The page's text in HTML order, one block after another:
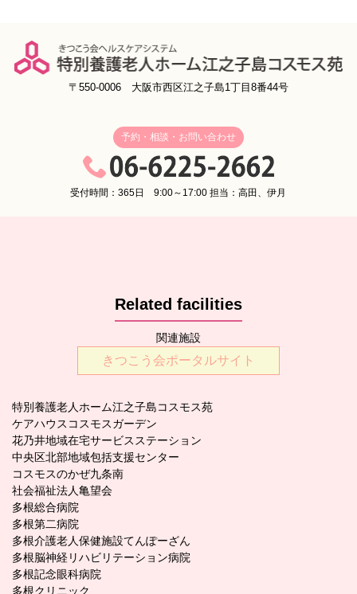
〒550-0006 大阪市西区江之子島1丁目8番44号
予約・相談・お問い合わせ
受付時間：365日 9:00～17:00 担当：高田、伊月
Related facilities
関連施設
きつこう会ポータルサイト
特別養護老人ホーム江之子島コスモス苑
ケアハウスコスモスガーデン
花乃井地域在宅サービスステーション
中央区北部地域包括支援センター
コスモスのかぜ九条南
社会福祉法人亀望会
多根総合病院
多根第二病院
多根介護老人保健施設てんぽーざん
多根脳神経リハビリテーション病院
多根記念眼科病院
多根クリニック